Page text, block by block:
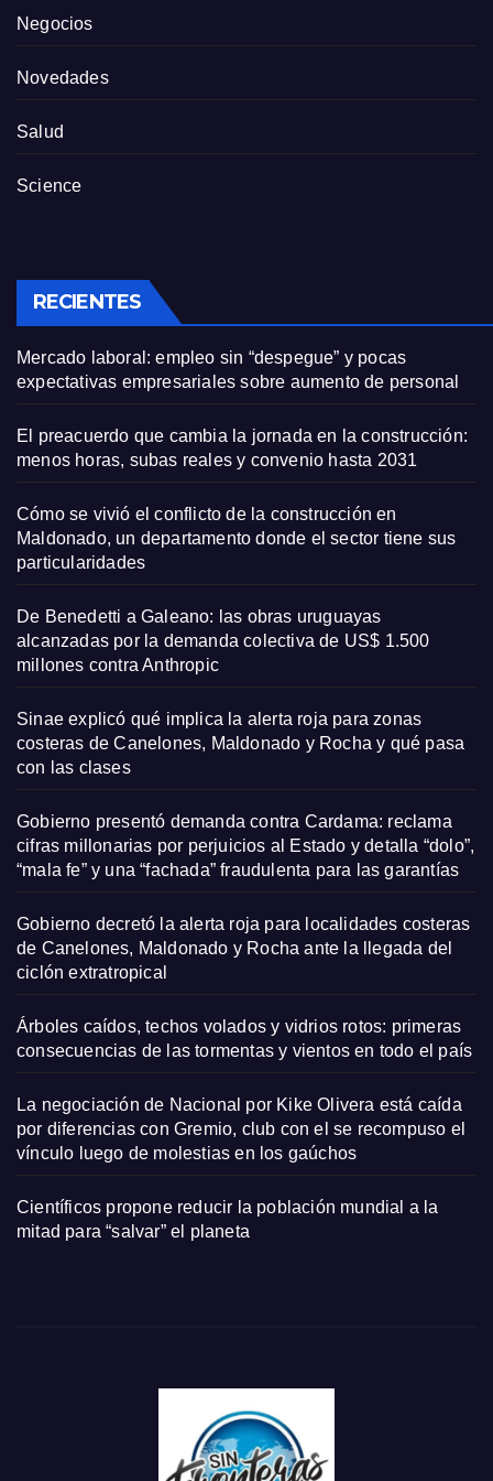
Negocios
Novedades
Salud
Science
RECIENTES
Mercado laboral: empleo sin “despegue” y pocas
expectativas empresariales sobre aumento de personal
El preacuerdo que cambia la jornada en la construcción:
menos horas, subas reales y convenio hasta 2031
Cómo se vivió el conflicto de la construcción en
Maldonado, un departamento donde el sector tiene sus
particularidades
De Benedetti a Galeano: las obras uruguayas
alcanzadas por la demanda colectiva de US$ 1.500
millones contra Anthropic
Sinae explicó qué implica la alerta roja para zonas
costeras de Canelones, Maldonado y Rocha y qué pasa
con las clases
Gobierno presentó demanda contra Cardama: reclama
cifras millonarias por perjuicios al Estado y detalla “dolo”,
“mala fe” y una “fachada” fraudulenta para las garantías
Gobierno decretó la alerta roja para localidades costeras
de Canelones, Maldonado y Rocha ante la llegada del
ciclón extratropical
Árboles caídos, techos volados y vidrios rotos: primeras
consecuencias de las tormentas y vientos en todo el país
La negociación de Nacional por Kike Olivera está caída
por diferencias con Gremio, club con el se recompuso el
vínculo luego de molestias en los gaúchos
Científicos propone reducir la población mundial a la
mitad para “salvar” el planeta